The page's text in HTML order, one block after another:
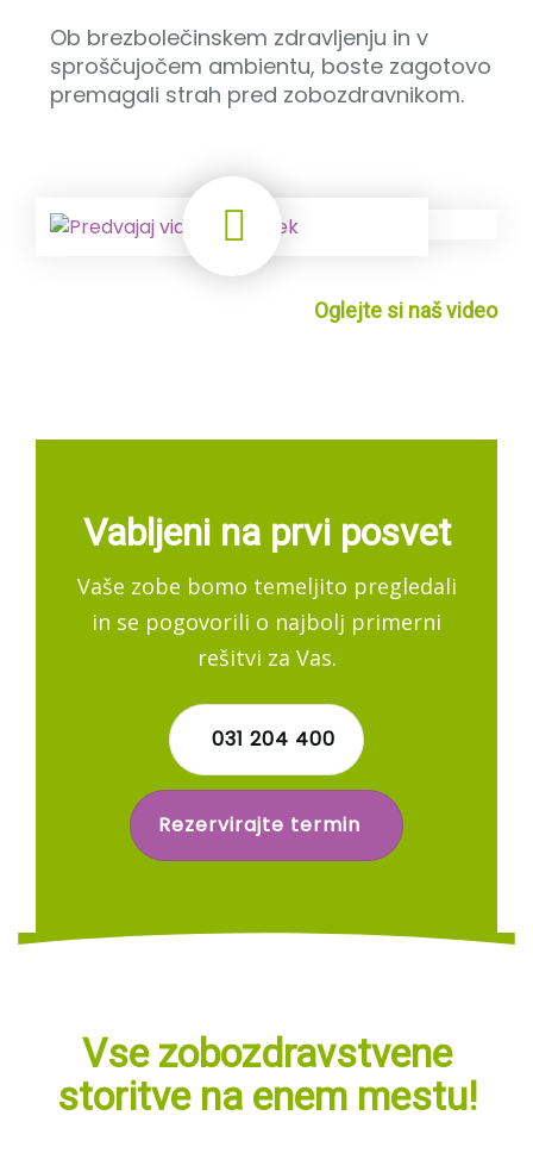
Ob brezbolečinskem zdravljenju in v
sproščujočem ambientu, boste zagotovo
premagali strah pred zobozdravnikom.
Oglejte si naš video
Vabljeni na prvi posvet
Vaše zobe bomo temeljito pregledali
in se pogovorili o najbolj primerni
rešitvi za Vas.
031 204 400
Rezervirajte termin
Vse zobozdravstvene
storitve na enem mestu!